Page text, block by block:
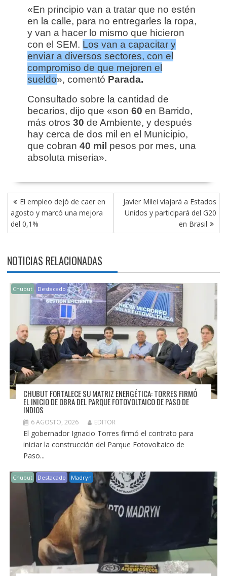
«En principio van a tratar que no estén
en la calle, para no entregarles la ropa,
y van a hacer lo mismo que hicieron
con el SEM. Los van a capacitar y
enviar a diversos sectores, con el
compromiso de que mejoren el
sueldo», comentó Parada.
Consultado sobre la cantidad de
becarios, dijo que «son 60 en Barrido,
más otros 30 de Ambiente, y después
hay cerca de dos mil en el Municipio,
que cobran 40 mil pesos por mes, una
absoluta miseria».
NAVEGACIÓN
DE
ENTRADAS
El empleo dejó de caer en
agosto y marcó una mejora
del 0,1%
Javier Milei viajará a Estados
Unidos y participará del G20
en Brasil
NOTICIAS RELACIONADAS
Chubut Destacado
CHUBUT FORTALECE SU MATRIZ ENERGÉTICA: TORRES FIRMÓ
EL INICIO DE OBRA DEL PARQUE FOTOVOLTAICO DE PASO DE
INDIOS
6 AGOSTO, 2026 EDITOR
El gobernador Ignacio Torres firmó el contrato para
iniciar la construcción del Parque Fotovoltaico de
Paso...
Chubut Destacado Madryn